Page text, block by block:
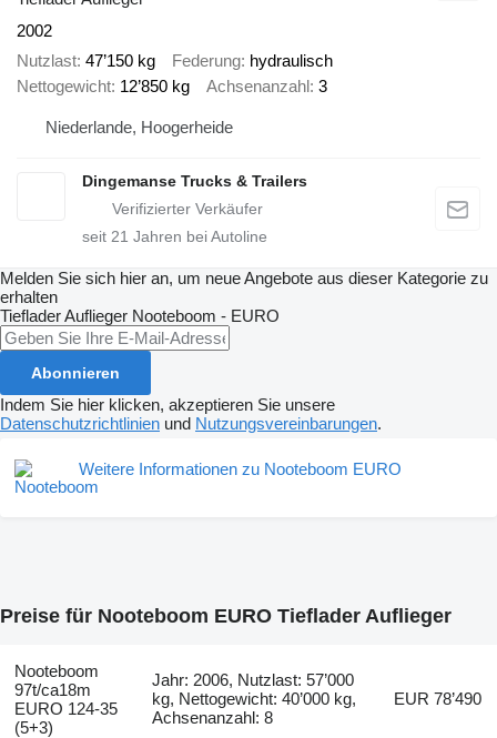
2002
Nutzlast 47’150 kg Federung hydraulisch
Nettogewicht 12’850 kg Achsenanzahl 3
Niederlande, Hoogerheide
Dingemanse Trucks & Trailers
seit 21 Jahren bei Autoline
Melden Sie sich hier an, um neue Angebote aus dieser Kategorie zu
erhalten
Tieflader Auflieger Nooteboom - EURO
Abonnieren
Indem Sie hier klicken, akzeptieren Sie unsere
Datenschutzrichtlinien und Nutzungsvereinbarungen.
Weitere Informationen zu Nooteboom EURO
Preise für Nooteboom EURO Tieflader Auflieger
Nooteboom
97t/ca18m
EURO 124-35
(5+3)
Jahr: 2006, Nutzlast: 57’000
kg, Nettogewicht: 40’000 kg,
Achsenanzahl: 8
EUR 78’490